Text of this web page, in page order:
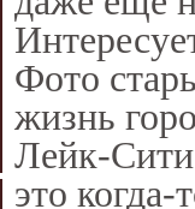
Фото
жизнь
Лейк-
это